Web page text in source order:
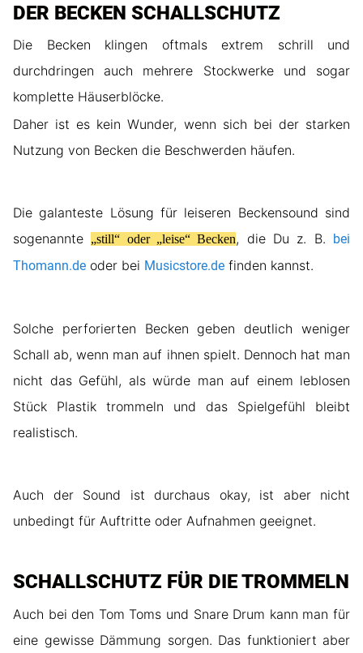
DER BECKEN SCHALLSCHUTZ
Die Becken klingen oftmals extrem schrill und
durchdringen auch mehrere Stockwerke und sogar
komplette Häuserblöcke.
Daher ist es kein Wunder, wenn sich bei der starken
Nutzung von Becken die Beschwerden häufen.
Die galanteste Lösung für leiseren Beckensound sind
sogenannte „still“ oder „leise“ Becken, die Du z. B.
bei
Thomann.de oder bei Musicstore.de finden kannst.
Solche perforierten Becken geben deutlich weniger
Schall ab, wenn man auf ihnen spielt. Dennoch hat man
nicht das Gefühl, als würde man auf einem leblosen
Stück Plastik trommeln und das Spielgefühl bleibt
realistisch.
Auch der Sound ist durchaus okay, ist aber nicht
unbedingt für Auftritte oder Aufnahmen geeignet.
SCHALLSCHUTZ FÜR DIE TROMMELN
Auch bei den Tom Toms und Snare Drum kann man für
eine gewisse Dämmung sorgen. Das funktioniert aber